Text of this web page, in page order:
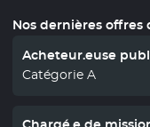
Nos dernières offres
Acheteur.euse
Catégorie A